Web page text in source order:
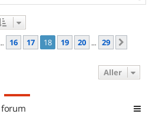
a
sur29
… 16 17 18 19 20 … 29
Aller
forum